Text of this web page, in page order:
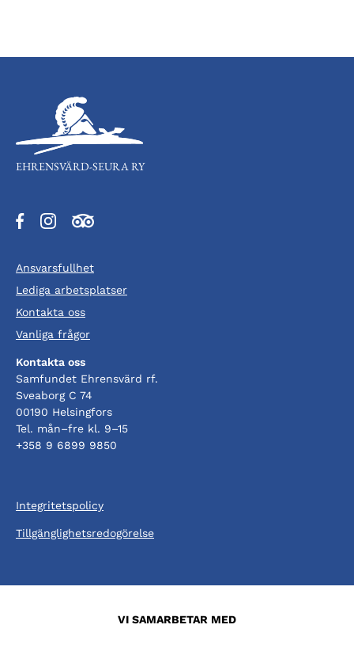
EHRENSVÄRD-SEURA RY
Öppnas
ny
flik
Öppnas
ny
flik
Öppnas
ny
flik
Ansvarsfullhet
Lediga arbetsplatser
Kontakta oss
Vanliga frågor
Kontakta oss
Samfundet Ehrensvärd rf.
Sveaborg C 74
00190 Helsingfors
Tel. mån–fre kl. 9–15
+358 9 6899 9850
Integritetspolicy
Tillgänglighetsredogörelse
VI SAMARBETAR MED